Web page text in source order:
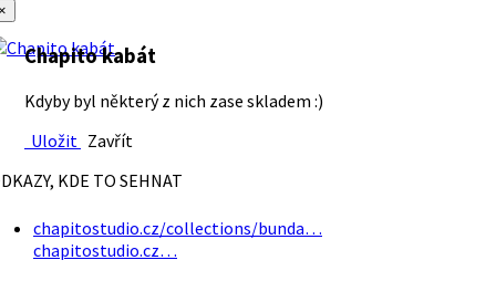
Chapito kabát
Kdyby byl některý z nich zase skladem :)
Uložit Zavřít
KDE TO SEHNAT
chapitostudio.cz/collections/bunda…
chapitostudio.cz…